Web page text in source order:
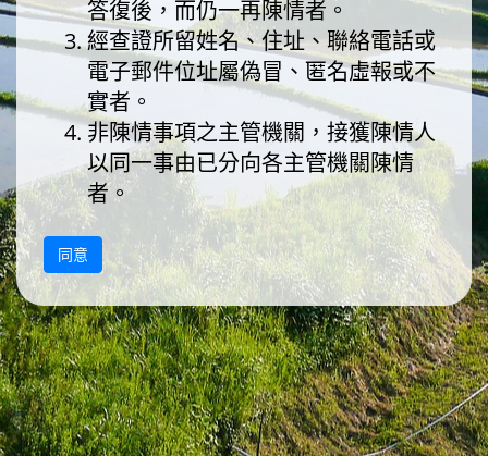
答復後，而仍一再陳情者。
經查證所留姓名、住址、聯絡電話或
電子郵件位址屬偽冒、匿名虛報或不
實者。
非陳情事項之主管機關，接獲陳情人
以同一事由已分向各主管機關陳情
者。
<